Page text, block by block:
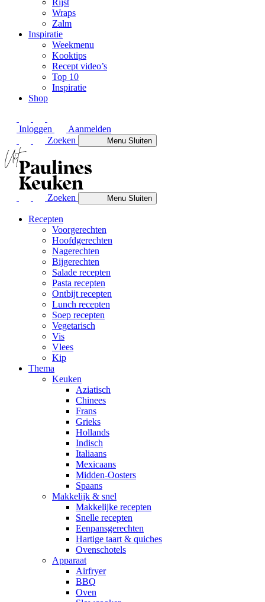
Rijst
Wraps
Zalm
Inspiratie
Weekmenu
Kooktips
Recept video’s
Top 10
Inspiratie
Shop
Inloggen
Aanmelden
Zoeken
MenuSluiten
Zoeken MenuSluiten
Recepten
Voorgerechten
Hoofdgerechten
Nagerechten
Bijgerechten
Salade recepten
Pasta recepten
Ontbijt recepten
Lunch recepten
Soep recepten
Vegetarisch
Vis
Vlees
Kip
Thema
Keuken
Aziatisch
Chinees
Frans
Grieks
Hollands
Indisch
Italiaans
Mexicaans
Midden-Oosters
Spaans
Makkelijk & snel
Makkelijke recepten
Snelle recepten
Eenpansgerechten
Hartige taart & quiches
Ovenschotels
Apparaat
Airfryer
BBQ
Oven